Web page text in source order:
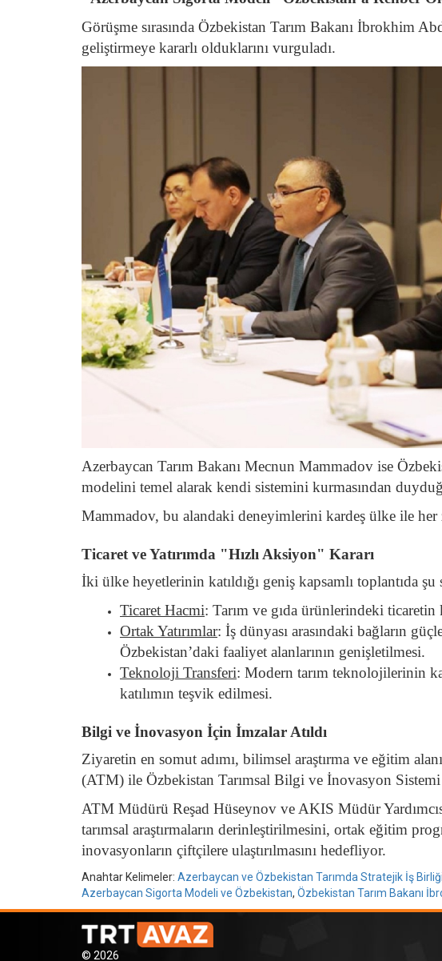
Görüşme sırasında Özbekistan Tarım Bakanı İbrokhim
geliştirmeye kararlı olduklarını vurguladı.
Azerbaycan Tarım Bakanı Mecnun Mammadov ise
modelini temel alarak kendi sistemini kurmasından
Mammadov, bu alandaki deneyimlerini kardeş ülke ile her
Ticaret ve Yatırımda "Hızlı Aksiyon" Kararı
İki ülke heyetlerinin katıldığı geniş kapsamlı toplantıda şu
Ticaret Hacmi: Tarım ve gıda ürünlerindeki ticaretin
Ortak Yatırımlar: İş dünyası arasındaki bağların
Özbekistan’daki faaliyet alanlarının genişletilmesi.
Teknoloji Transferi: Modern tarım teknolojilerinin
katılımın teşvik edilmesi.
Bilgi ve İnovasyon İçin İmzalar Atıldı
Ziyaretin en somut adımı, bilimsel araştırma ve eğitim
(ATM) ile Özbekistan Tarımsal Bilgi ve İnovasyon
ATM Müdürü Reşad Hüseynov ve AKIS Müdür
tarımsal araştırmaların derinleştirilmesini, ortak eğitim
inovasyonların çiftçilere ulaştırılmasını hedefliyor.
Anahtar Kelimeler: Azerbaycan ve Özbekistan Tarımda Stratejik İş Birliği
Azerbaycan Sigorta Modeli ve Özbekistan, Özbekistan Tarım Bakanı
© 2026